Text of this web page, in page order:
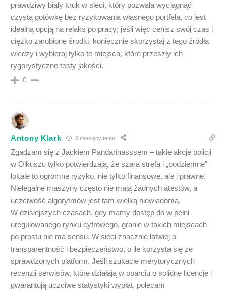
prawdziwy biały kruk w sieci, który pozwala wyciągnąć
czystą gotówkę bez ryzykowania własnego portfela, co jest
idealną opcją na relaks po pracy; jeśli więc cenisz swój czas i
ciężko zarobione środki, koniecznie skorzystaj z tego źródła
wiedzy i wybieraj tylko te miejsca, które przeszły ich
rygorystyczne testy jakości.
0
Antony Klark 3 miesięcy temu
Zgadzam się z Jackiem Pandarinasssem – takie akcje policji
w Olkuszu tylko potwierdzają, że szara strefa i „podziemne”
lokale to ogromne ryzyko, nie tylko finansowe, ale i prawne.
Nielegalne maszyny często nie mają żadnych atestów, a
uczciwość algorytmów jest tam wielką niewiadomą.
W dzisiejszych czasach, gdy mamy dostęp do w pełni
uregulowanego rynku cyfrowego, granie w takich miejscach
po prostu nie ma sensu. W sieci znacznie łatwiej o
transparentność i bezpieczeństwo, o ile korzysta się ze
sprawdzonych platform. Jeśli szukacie merytorycznych
recenzji serwisów, które działają w oparciu o solidne licencje i
gwarantują uczciwe statystyki wypłat, polecam